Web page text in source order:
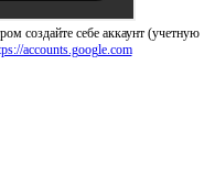
создайте себе аккаунт (учетную
accounts.google.com